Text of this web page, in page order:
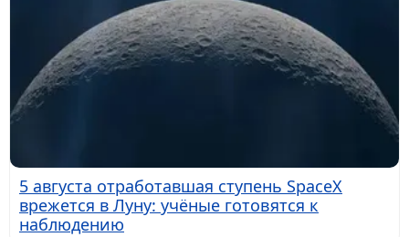
5 августа отработавшая ступень SpaceX
врежется в Луну: учёные готовятся к
наблюдению